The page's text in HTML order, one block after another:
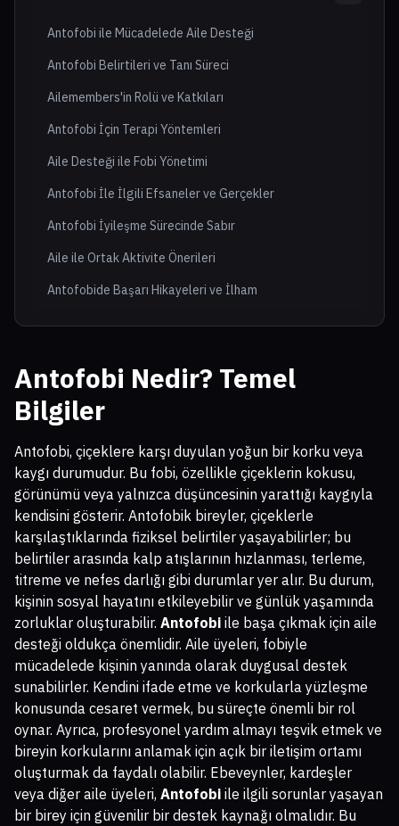
Antofobi ile Mücadelede Aile Desteği
Antofobi Belirtileri ve Tanı Süreci
Ailemembers'in Rolü ve Katkıları
Antofobi İçin Terapi Yöntemleri
Aile Desteği ile Fobi Yönetimi
Antofobi İle İlgili Efsaneler ve Gerçekler
Antofobi İyileşme Sürecinde Sabır
Aile ile Ortak Aktivite Önerileri
Antofobide Başarı Hikayeleri ve İlham
Antofobi Nedir? Temel
Bilgiler
Antofobi, çiçeklere karşı duyulan yoğun bir korku veya
kaygı durumudur. Bu fobi, özellikle çiçeklerin kokusu,
görünümü veya yalnızca düşüncesinin yarattığı kaygıyla
kendisini gösterir. Antofobik bireyler, çiçeklerle
karşılaştıklarında fiziksel belirtiler yaşayabilirler; bu
belirtiler arasında kalp atışlarının hızlanması, terleme,
titreme ve nefes darlığı gibi durumlar yer alır. Bu durum,
kişinin sosyal hayatını etkileyebilir ve günlük yaşamında
zorluklar oluşturabilir. Antofobi ile başa çıkmak için aile
desteği oldukça önemlidir. Aile üyeleri, fobiyle
mücadelede kişinin yanında olarak duygusal destek
sunabilirler. Kendini ifade etme ve korkularla yüzleşme
konusunda cesaret vermek, bu süreçte önemli bir rol
oynar. Ayrıca, profesyonel yardım almayı teşvik etmek ve
bireyin korkularını anlamak için açık bir iletişim ortamı
oluşturmak da faydalı olabilir. Ebeveynler, kardeşler
veya diğer aile üyeleri, Antofobi ile ilgili sorunlar yaşayan
bir birey için güvenilir bir destek kaynağı olmalıdır. Bu